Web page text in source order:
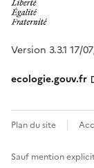
Version 3.3.1 17/
ecologie.gouv.fr
Plan du site
Sauf mention